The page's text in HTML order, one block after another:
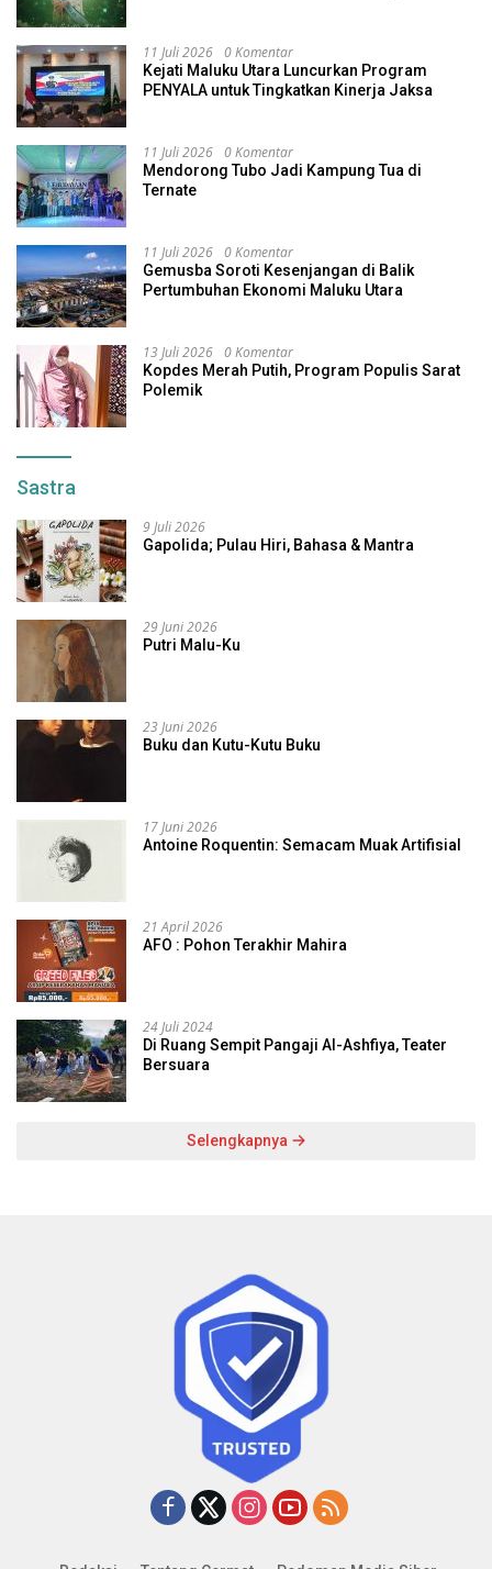
11 Juli 2026 0 Komentar
Kejati Maluku Utara Luncurkan Program
PENYALA untuk Tingkatkan Kinerja Jaksa
11 Juli 2026 0 Komentar
Mendorong Tubo Jadi Kampung Tua di
Ternate
11 Juli 2026 0 Komentar
Gemusba Soroti Kesenjangan di Balik
Pertumbuhan Ekonomi Maluku Utara
13 Juli 2026 0 Komentar
Kopdes Merah Putih, Program Populis Sarat
Polemik
Sastra
9 Juli 2026
Gapolida; Pulau Hiri, Bahasa & Mantra
29 Juni 2026
Putri Malu-Ku
23 Juni 2026
Buku dan Kutu-Kutu Buku
17 Juni 2026
Antoine Roquentin: Semacam Muak Artifisial
21 April 2026
AFO : Pohon Terakhir Mahira
24 Juli 2024
Di Ruang Sempit Pangaji Al-Ashfiya, Teater
Bersuara
Selengkapnya